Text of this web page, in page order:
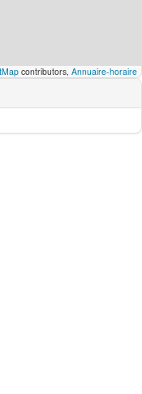
contributors, Annuaire-horaire